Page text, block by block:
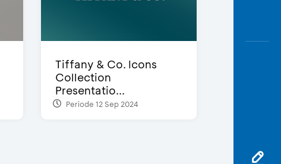
Tiffany & Co. Icons
Collection
Presentatio...
Periode 12 Sep 2024